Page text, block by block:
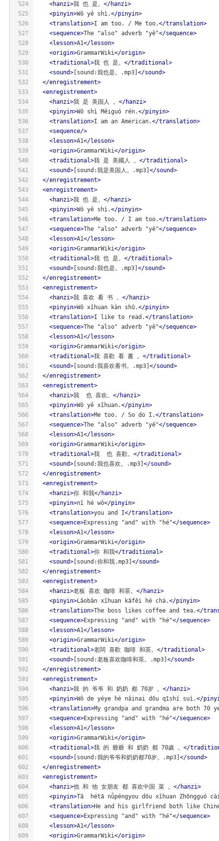
524
525
526
527
528
529
530
531
532
533
534
535
536
537
538
539
540
541
542
543
544
545
546
547
548
549
550
551
552
553
554
555
556
557
558
559
560
561
562
563
564
565
566
567
568
569
570
571
572
573
574
575
576
577
578
579
580
581
582
583
584
585
586
587
588
589
590
591
592
593
594
595
596
597
598
599
600
601
602
603
604
605
606
607
608
609
<hanzi>我 也 是。 </hanzi>
<pinyin>Wǒ yě shì.</pinyin>
<translation>I am too. / Me too.</translation>
<sequence>The "also" adverb "yě"</sequence>
<lesson>A1</lesson>
<origin>GrammarWiki</origin>
<traditional>我 也 是。 </traditional>
<sound> [sound:我也是。.mp3] </sound>
</enregistrement>
<enregistrement>
<hanzi>我 是 美国人 。 </hanzi>
<pinyin>Wǒ shì Měiguó rén.</pinyin>
<translation>I am an American.</translation>
<sequence/>
<lesson>A1</lesson>
<origin>GrammarWiki</origin>
<traditional>我 是 美國人 。 </traditional>
<sound> [sound:我是美国人。.mp3] </sound>
</enregistrement>
<enregistrement>
<hanzi>我 也 是。 </hanzi>
<pinyin>Wǒ yě shì.</pinyin>
<translation>Me too. / I am too.</translation>
<sequence>The "also" adverb "yě"</sequence>
<lesson>A1</lesson>
<origin>GrammarWiki</origin>
<traditional>我 也 是。 </traditional>
<sound> [sound:我也是。.mp3] </sound>
</enregistrement>
<enregistrement>
<hanzi>我 喜欢 看 书 。 </hanzi>
<pinyin>Wǒ xǐhuan kàn shū.</pinyin>
<translation>I like to read.</translation>
<sequence>The "also" adverb "yě"</sequence>
<lesson>A1</lesson>
<origin>GrammarWiki</origin>
<traditional>我 喜歡 看 書 。 </traditional>
<sound> [sound:我喜欢看书。.mp3] </sound>
</enregistrement>
<enregistrement>
<hanzi>我  也 喜欢。 </hanzi>
<pinyin>Wǒ yě xǐhuan.</pinyin>
<translation>Me too. / So do I.</translation>
<sequence>The "also" adverb "yě"</sequence>
<lesson>A1</lesson>
<origin>GrammarWiki</origin>
<traditional>我  也 喜歡。 </traditional>
<sound> [sound:我也喜欢。.mp3] </sound>
</enregistrement>
<enregistrement>
<hanzi>你 和我</hanzi>
<pinyin>nǐ hé wǒ</pinyin>
<translation>you and I</translation>
<sequence>Expressing "and" with "hé"</sequence>
<lesson>A1</lesson>
<origin>GrammarWiki</origin>
<traditional>你 和我</traditional>
<sound> [sound:你和我.mp3] </sound>
</enregistrement>
<enregistrement>
<hanzi>老板 喜欢 咖啡 和茶。 </hanzi>
<pinyin>Lǎobǎn xǐhuan kāfēi hé chá.</pinyin>
<translation>The boss likes coffee and tea.</
<sequence>Expressing "and" with "hé"</sequence>
<lesson>A1</lesson>
<origin>GrammarWiki</origin>
<traditional>老闆 喜歡 咖啡 和茶。 </traditional>
<sound> [sound:老板喜欢咖啡和茶。.mp3] </sound>
</enregistrement>
<enregistrement>
<hanzi>我 的 爷爷 和 奶奶 都 70岁 。 </hanzi>
<pinyin>Wǒ de yéye hé nǎinai dōu qīshí suì.</
<translation>My grandpa and grandma are both 70
<sequence>Expressing "and" with "hé"</sequence>
<lesson>A1</lesson>
<origin>GrammarWiki</origin>
<traditional>我 的 爺爺 和 奶奶 都 70歲 。 </
<sound> [sound:我的爷爷和奶奶都70岁。.mp3] </sound>
</enregistrement>
<enregistrement>
<hanzi>他 和 他 女朋友 都 喜欢中国 菜 。 </hanzi>
<pinyin>Tā  hétā nǚpéngyou dōu xǐhuan Zhōngguó
<translation>He and his girlfriend both like
<sequence>Expressing "and" with "hé"</sequence>
<lesson>A1</lesson>
<origin>GrammarWiki</origin>